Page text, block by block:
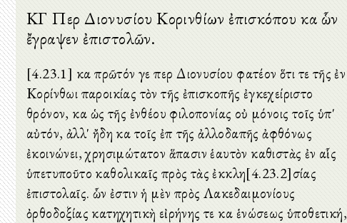
ΚΓ Περὶ Διονυσίου Κορινθίων ἐπισκόπου καὶ ὧν
ἔγραψεν ἐπιστολῶν.
[4.23.1] καὶ πρῶτόν γε περὶ Διονυσίου φατέον ὅτι τε τῆς ἐν
Κορίνθωι παροικίας τὸν τῆς ἐπισκοπῆς ἐγκεχείριστο
θρόνον, καὶ ὡς τῆς ἐνθέου φιλοπονίας οὐ μόνοις τοῖς ὑπ'
αὐτόν, ἀλλ' ἤδη καὶ τοῖς ἐπὶ τῆς ἀλλοδαπῆς ἀφθόνως
ἐκοινώνει, χρησιμώτατον ἅπασιν ἑαυτὸν καθιστὰς ἐν αἷς
ὑπετυποῦτο καθολικαῖς πρὸς τὰς ἐκκλη[4.23.2]σίας
ἐπιστολαῖς. ὧν ἐστιν ἡ μὲν πρὸς Λακεδαιμονίους
ὀρθοδοξίας κατηχητικὴ εἰρήνης τε καὶ ἑνώσεως ὑποθετική,